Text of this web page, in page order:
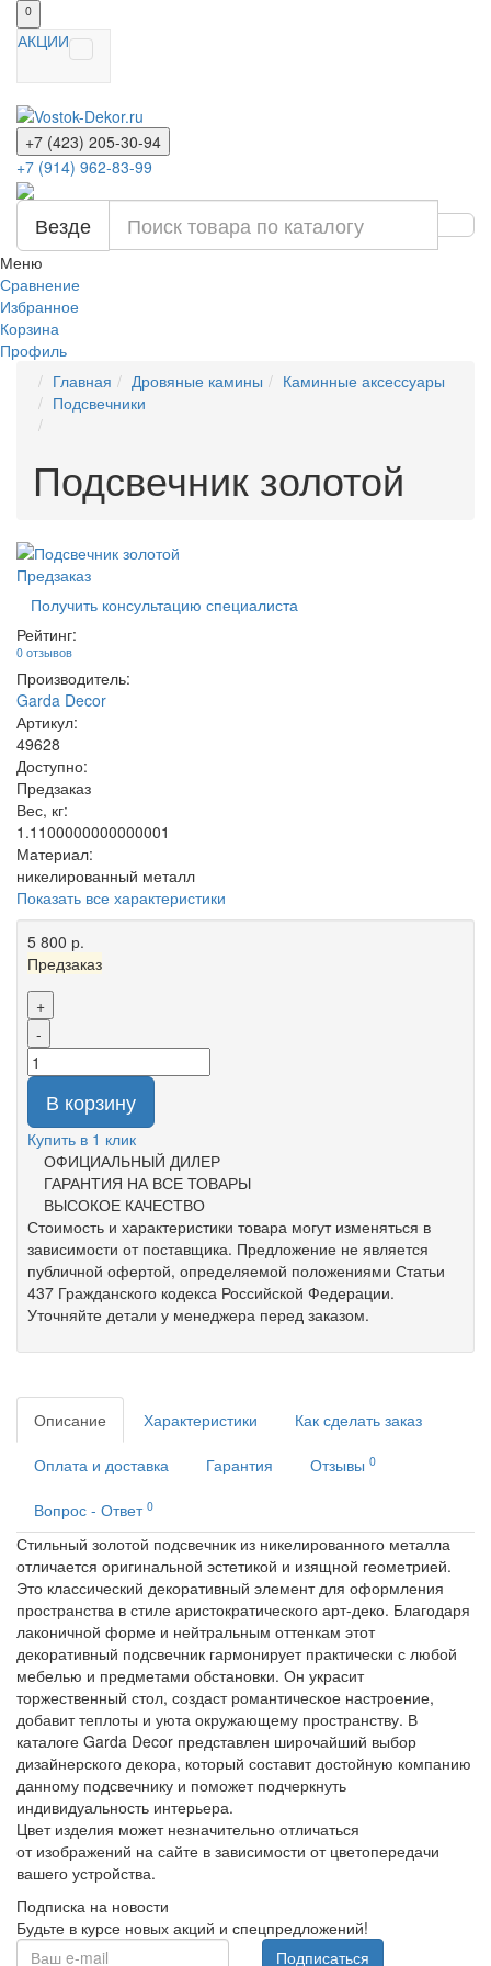
0
АКЦИИ
+7 (423) 205-30-94
+7 (914) 962-83-99
Везде
Меню
Сравнение
Избранное
Корзина
Профиль
Главная
Дровяные камины
Каминные аксессуары
Подсвечники
Подсвечник золотой
Предзаказ
Получить консультацию специалиста
Рейтинг:
0 отзывов
Производитель:
Garda Decor
Артикул:
49628
Доступно:
Предзаказ
Вес, кг:
1.1100000000000001
Материал:
никелированный металл
Показать все характеристики
5 800 р.
Предзаказ
+
-
В корзину
Купить в 1 клик
ОФИЦИАЛЬНЫЙ ДИЛЕР
ГАРАНТИЯ НА ВСЕ ТОВАРЫ
ВЫСОКОЕ КАЧЕСТВО
Стоимость и характеристики товара могут изменяться в
зависимости от поставщика. Предложение не является
публичной офертой, определяемой положениями Статьи
437 Гражданского кодекса Российской Федерации.
Уточняйте детали у менеджера перед заказом.
Описание Характеристики Как сделать заказ
Оплата и доставка Гарантия Отзывы 0
Вопрос - Ответ 0
Стильный золотой подсвечник из никелированного металла
отличается оригинальной эстетикой и изящной геометрией.
Это классический декоративный элемент для оформления
пространства в стиле аристократического арт-деко. Благодаря
лаконичной форме и нейтральным оттенкам этот
декоративный подсвечник гармонирует практически с любой
мебелью и предметами обстановки. Он украсит
торжественный стол, создаст романтическое настроение,
добавит теплоты и уюта окружающему пространству. В
каталоге Garda Decor представлен широчайший выбор
дизайнерского декора, который составит достойную компанию
данному подсвечнику и поможет подчеркнуть
индивидуальность интерьера.
Цвет изделия может незначительно отличаться
от изображений на сайте в зависимости от цветопередачи
вашего устройства.
Подписка на новости
Будьте в курсе новых акций и спецпредложений!
Подписаться